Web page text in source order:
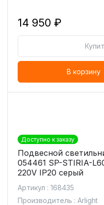
14 950 ₽
В корзину
Доступно к заказу
Подвесной
054461 SP-STIRIA-
220V IP20 серый
Артикул : 168435
Производитель : Arlight